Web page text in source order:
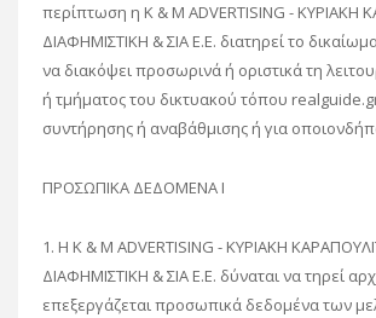
περίπτωση η K & M ADVERTISING - ΚΥΡΙΑΚΗ
ΔΙΑΦΗΜΙΣΤΙΚΗ & ΣΙΑ Ε.Ε. διατηρεί το
να διακόψει προσωρινά ή οριστικά τη
ή τμήματος του δικτυακού τόπου
συντήρησης ή αναβάθμισης ή για
ΠΡΟΣΩΠΙΚΑ ΔΕΔΟΜΕΝΑ I
1. Η K & M ADVERTISING - ΚΥΡΙΑΚΗ
ΔΙΑΦΗΜΙΣΤΙΚΗ & ΣΙΑ Ε.Ε. δύναται να τηρεί
επεξεργάζεται προσωπικά δεδομένα των